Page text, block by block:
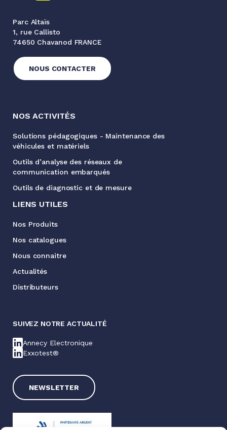
Parc Altaïs
1, rue Callisto
74650 Chavanod FRANCE
NOUS CONTACTER
NOS ACTIVITÉS
Solutions pédagogiques - Maintenance des
véhicules et matériels
Outils d’analyse des réseaux de
communication embarqués
Outils de diagnostic et de mesure
LIENS UTILES
Nos Produits
Nos catalogues
Nous connaitre
Actualités
Distributeurs
SUIVEZ NOTRE ACTUALITÉ
Annecy Electronique
Exxotest®
NEWSLETTER